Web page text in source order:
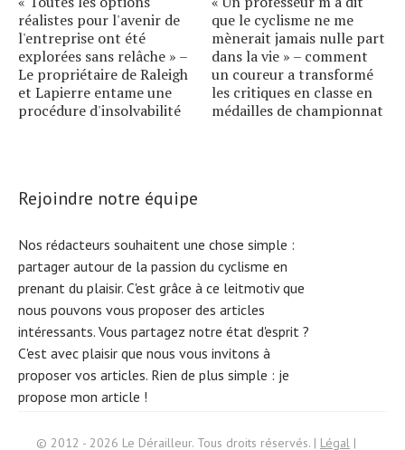
réalistes pour l'avenir de
l'entreprise ont été
explorées sans relâche » –
Le propriétaire de Raleigh
et Lapierre entame une
procédure d'insolvabilité
que le cyclisme ne me
mènerait jamais nulle part
dans la vie » – comment
un coureur a transformé
les critiques en classe en
médailles de championnat
Rejoindre notre équipe
Nos rédacteurs souhaitent une chose simple :
partager autour de la passion du cyclisme en
prenant du plaisir. C'est grâce à ce leitmotiv que
nous pouvons vous proposer des articles
intéressants. Vous partagez notre état d'esprit ?
C'est avec plaisir que nous vous invitons à
proposer vos articles. Rien de plus simple : je
propose mon article !
© 2012 - 2026 Le Dérailleur. Tous droits réservés. | Légal |